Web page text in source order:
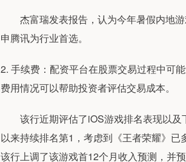
杰富瑞发表报告，认为今年暑假内地游
申腾讯为行业首选。
2. 手续费：配资平台在股票交易过程中可
费用情况可以帮助投资者评估交易成本。
该行近期评估了iOS游戏排名表现以及
以来持续排名第1，考虑到《王者荣耀》已
该行上调了该游戏首12个月收入预测，并